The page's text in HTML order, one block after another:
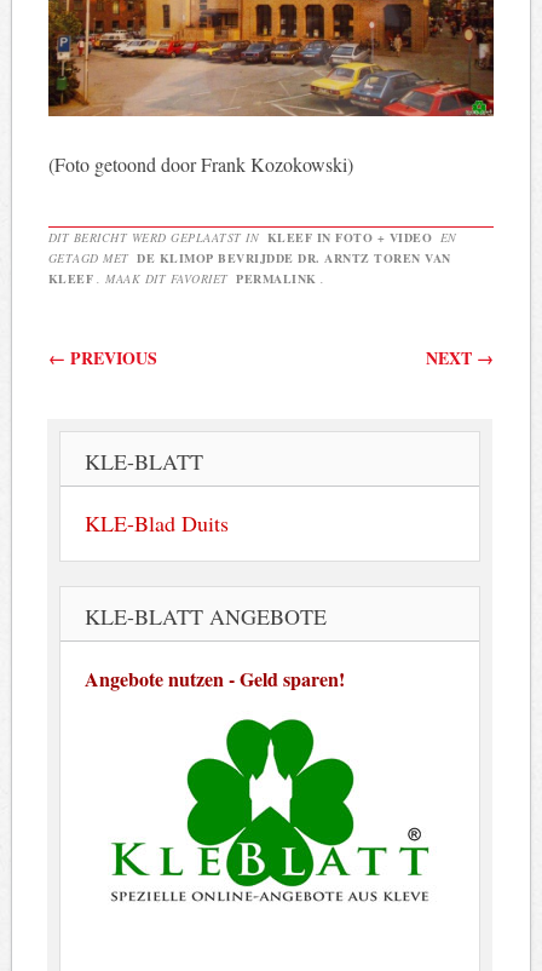
(Foto getoond door Frank Kozokowski)
DIT BERICHT WERD GEPLAATST IN KLEEF IN FOTO + VIDEO EN
GETAGD MET DE KLIMOP BEVRIJDDE DR. ARNTZ TOREN VAN
KLEEF . MAAK DIT FAVORIET PERMALINK .
Berichtnavigatie
← PREVIOUS NEXT →
KLE-BLATT
KLE-Blad Duits
KLE-BLATT ANGEBOTE
Angebote nutzen - Geld sparen!